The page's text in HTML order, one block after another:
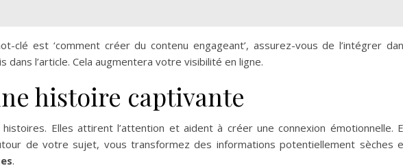
clé est ‘comment créer du contenu engageant’, assurez-vous de l’intégrer
l’article. Cela augmentera votre visibilité en ligne.
histoire captivante
Elles attirent l’attention et aident à créer une connexion émotionnelle.
de votre sujet, vous transformez des informations potentiellement sèches
.